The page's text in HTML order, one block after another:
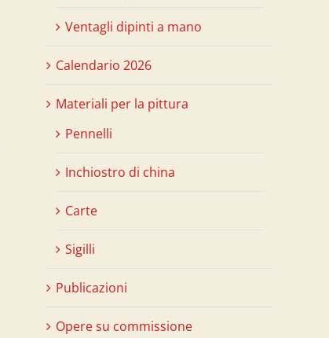
Ventagli dipinti a mano
Calendario 2026
Materiali per la pittura
Pennelli
Inchiostro di china
Carte
Sigilli
Publicazioni
Opere su commissione